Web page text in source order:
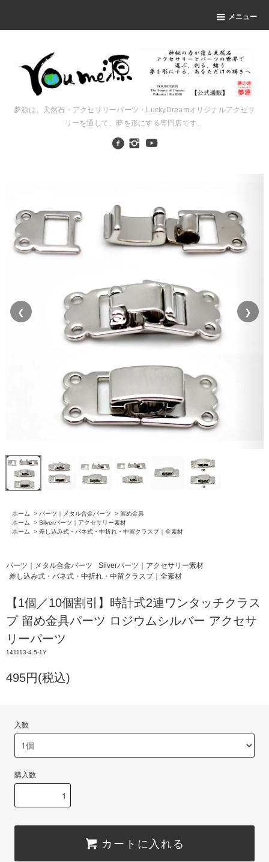
メニュー
夢源は、天然石・アクセサリーパーツ・LuckyDreamオリジナルアクセサ
リーを通して、夢を形にする専門店です。
❮ ❯
ホーム > パーツ｜メタル合金パーツ > 留め金具
ホーム
> Silverパーツ｜アクセサリー素材
ホーム
> 差し込み式・バネ式・中折れ・中留クラスプ｜全素材
パーツ｜メタル合金パーツ
Silverパーツ｜アクセサリー素材
差し込み式・バネ式・中折れ・中留クラスプ｜全素材
【1個／10個割引】時計式2連ワンタッチクラス
プ 留め金具パーツ ロジウムシルバー アクセサ
リーパーツ
141113-4.5-1Y
495円(税込)
入数
購入数
カートに入れる